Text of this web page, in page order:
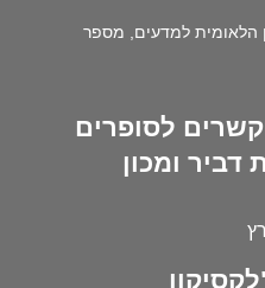
הלאומית למדעים, מספר
לסופרים
ומכון